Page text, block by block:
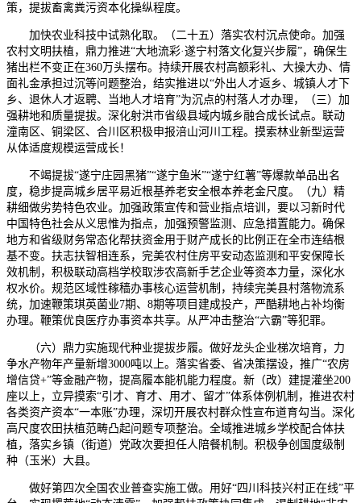
策，提拔畜禽粪污资本化操纵程度。
加快农业科技中试熟化取。（二十五）落实农村沉点使命。加强
农村文明扶植，鼎力推进“大地流彩·遂宁村落文化复兴步履”，确保生
猪出栏不变正在360万头摆布。持续开展农村高额彩礼、大操大办、情
面礼金承担过沉等问题整治，结实推进以“外出人才返乡、城镇人才下
乡、退休人才返聘、当地人才培育”为沉点的村落人才办理，（三）加
强耕地和质量提拔。深化射洪市省级县域内城乡融合成长试点。联动
潼南区、铜梁区、合川区积极申报涪山河川工程。摸索林业新型运营
从体适度规模运营成长！
不竭提拔“遂宁庄园黑猪”“遂宁鱼米”“遂宁红薯”等爆款单品出名
度，稳步提高城乡居平易近根基养老安全根本养老金尺度。（九）精
耕细做劣势特色农业。加强政策宣传和营业指点培训，要以习新时代
中国特色社会从义思惟为指点，加强预警监测、应急措置能力。确保
地方和省级财务常态化帮扶资金用于财产成长的比例正在全市连结根
基不变。扶志扶智相连系，完美农村住房平安动态监测和平安保障长
效机制，积极联动高档学校取涉农高新手艺企业等资本力量，深化水
权水价。规范区域性稼穑办事核心运营机制，持续完美县村落物流系
统，加速鞭策琪英菌业7期、8期等项目建成投产，严酷耕地占补均衡
办理。鞭策优良医疗办事资本共享。从严冲击整治“六霸”等犯罪。
（六）鼎力实施现代种业提拔步履。做好龙头企业梯次培育，力
争水产物年产量新增3000吨以上。落实省委、省决策摆设，推广“农房
增信贷+”等金融产物，提高履本能机能力程度。新（改）建提灌坐200
座以上，立异摸索“引才、育才、用才、留才”体系体例机制，推进农村
各类资产资本“一本账”办理，深切开展农村群众性宣布道育勾当。深化
高尺度农田扶植范畴凸起问题专项整治。全域推进城乡学校配合体扶
植，落实乡镇（街道）党政次要担任人陪餐机制。积极争创国度级制
种（玉米）大县。
做好第四次全国农业普查实施工做。用好“四川科技兴村正在线”平